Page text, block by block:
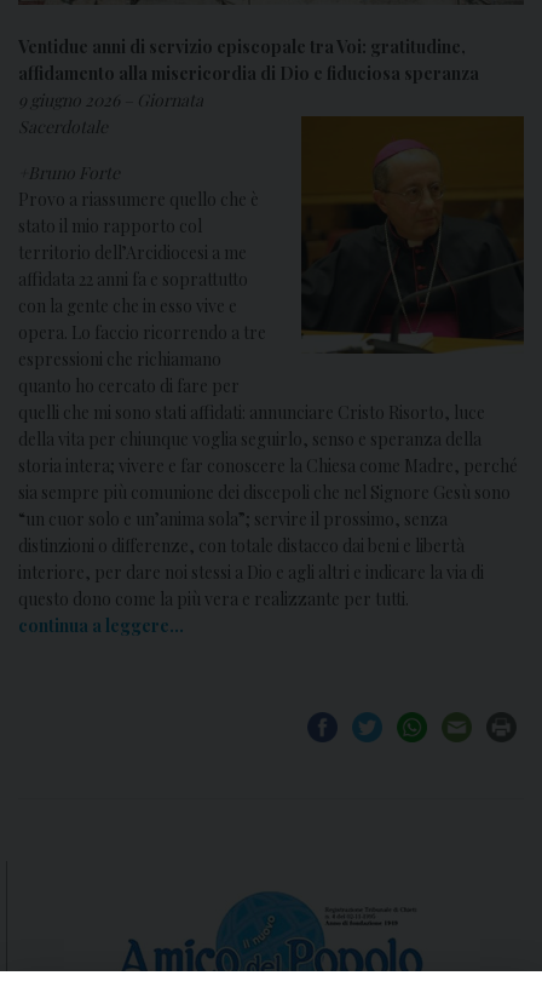
Ventidue anni di servizio episcopale tra Voi: gratitudine,
affidamento alla misericordia di Dio e fiduciosa speranza
9 giugno 2026 – Giornata
Sacerdotale
+Bruno Forte
Provo a riassumere quello che è
stato il mio rapporto col
territorio dell’Arcidiocesi a me
affidata 22 anni fa e soprattutto
con la gente che in esso vive e
opera. Lo faccio ricorrendo a tre
espressioni che richiamano
quanto ho cercato di fare per
quelli che mi sono stati affidati: annunciare Cristo Risorto, luce
della vita per chiunque voglia seguirlo, senso e speranza della
storia intera; vivere e far conoscere la Chiesa come Madre, perché
sia sempre più comunione dei discepoli che nel Signore Gesù sono
“un cuor solo e un’anima sola”; servire il prossimo, senza
distinzioni o differenze, con totale distacco dai beni e libertà
interiore, per dare noi stessi a Dio e agli altri e indicare la via di
questo dono come la più vera e realizzante per tutti.
continua a leggere…